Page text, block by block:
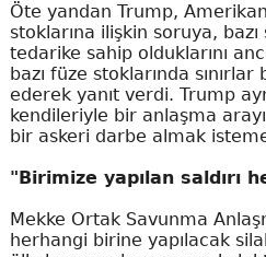
Öte yandan Trump,
stoklarına ilişkin soruya, bazı
tedarike sahip olduklarını
bazı füze stoklarında
ederek yanıt verdi. Trump
kendileriyle bir anlaşma
bir askeri darbe almak
"Birimize yapılan saldırı
Mekke Ortak Savunma
herhangi birine yapılacak